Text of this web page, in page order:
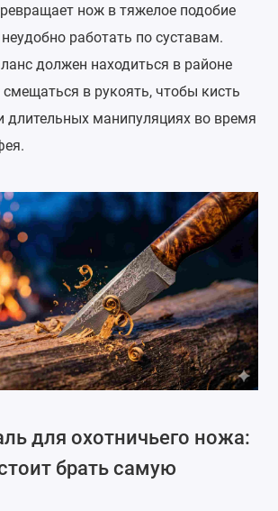
нож в тяжелое подобие
работать по суставам.
должен находиться в районе
в рукоять, чтобы кисть
длительных манипуляциях во время
для охотничьего ножа:
брать самую